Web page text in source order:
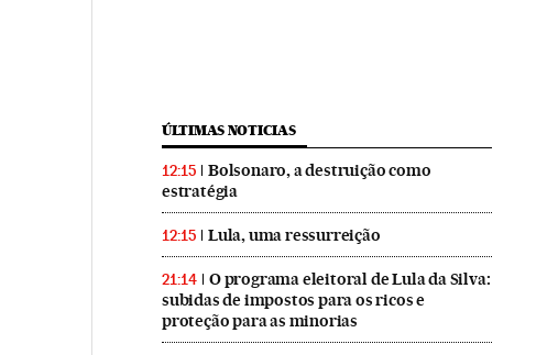
ÚLTIMAS NOTICIAS
12:15
Bolsonaro, a destruição como
estratégia
12:15 Lula, uma ressurreição
21:14
O programa eleitoral de Lula da Silva:
subidas de impostos para os ricos e
proteção para as minorias